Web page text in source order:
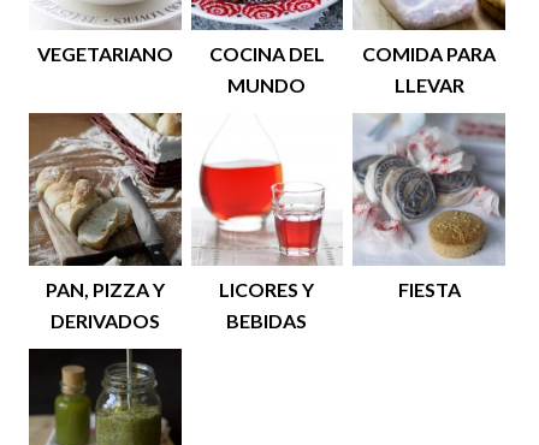
VEGETARIANO
COCINA DEL
MUNDO
COMIDA PARA
LLEVAR
PAN, PIZZA Y
DERIVADOS
LICORES Y
BEBIDAS
FIESTA